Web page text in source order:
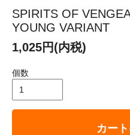
SPIRITS OF
YOUNG VARIANT
1,025円(内税)
個数
カー